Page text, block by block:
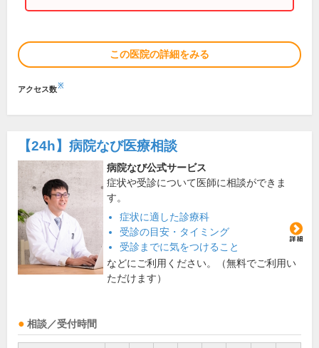
この医院の詳細をみる
アクセス数※
【24h】 病院なび医療相談
病院なび公式サービス
症状や受診について医師に相談ができま
す。
症状に適した診療科
受診の目安・タイミング
受診までに気をつけること
などにご利用ください。（無料でご利用い
ただけます）
相談／受付時間